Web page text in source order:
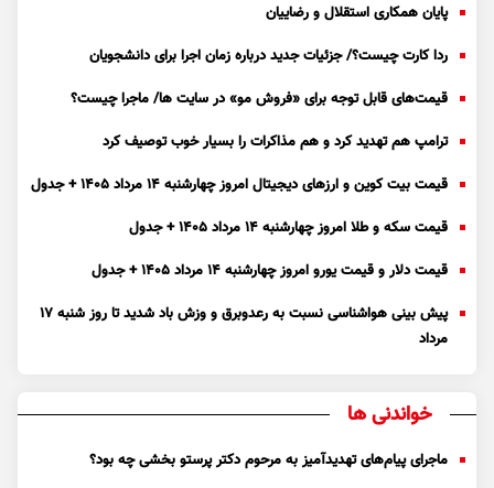
پایان همکاری استقلال و رضاییان
ردا کارت چیست؟/ جزئیات جدید درباره زمان اجرا برای دانشجویان
قیمت‌های قابل توجه برای «فروش مو» در سایت ها/ ماجرا چیست؟
ترامپ هم تهدید کرد و هم مذاکرات را بسیار خوب توصیف کرد
قیمت بیت کوین و ارز‌های دیجیتال امروز چهارشنبه ۱۴ مرداد ۱۴۰۵ + جدول
قیمت سکه و طلا امروز چهارشنبه ۱۴ مرداد ۱۴۰۵ + جدول
قیمت دلار و قیمت یورو امروز چهارشنبه ۱۴ مرداد ۱۴۰۵ + جدول
پیش بینی هواشناسی نسبت به رعدوبرق و وزش باد شدید تا روز شنبه ۱۷
مرداد
خواندنی ها
ماجرای پیام‌های تهدیدآمیز به مرحوم دکتر پرستو بخشی چه بود؟